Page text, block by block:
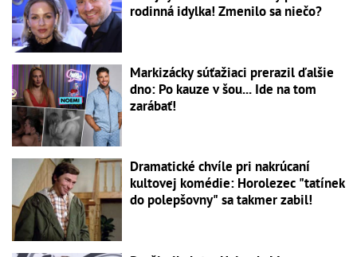
rodinná idylka! Zmenilo sa niečo?
Markizácky súťažiaci prerazil ďalšie
dno: Po kauze v šou... Ide na tom
zarábať!
Dramatické chvíle pri nakrúcaní
kultovej komédie: Horolezec "tatínek
do polepšovny" sa takmer zabil!